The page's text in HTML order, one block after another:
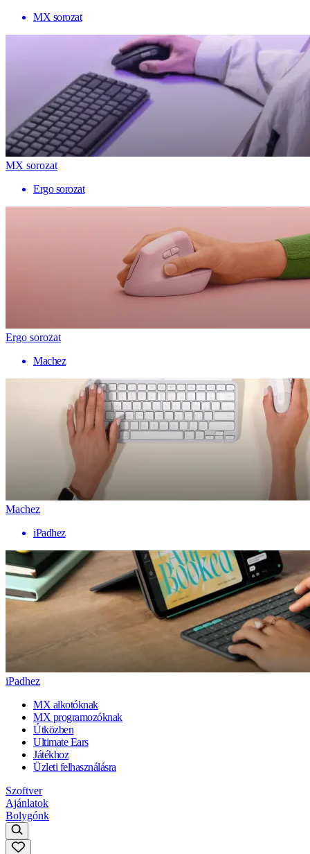
MX sorozat
MX sorozat
Ergo sorozat
Ergo sorozat
Machez
Machez
iPadhez
iPadhez
MX alkotóknak
MX programozóknak
Útközben
Ultimate Ears
Játékhoz
Üzleti felhasználásra
Szoftver
Ajánlatok
Bolygónk